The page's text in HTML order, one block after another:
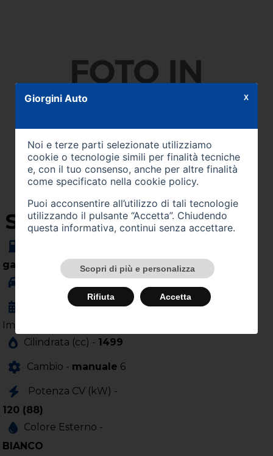
SU QUEST'AUTO
gasolio
Carrozzeria -
Immatricolazione -
Cilindrata (cc) - 1499
Cambio - manuale 6
Potenza CV (kW) -
120 (88)
Colore Esterno -
BIANCO
Giorgini Auto
Noi e terze parti selezionate utilizziamo
cookie o tecnologie simili per finalità tecniche
e, con il tuo consenso, anche per altre finalità
come specificato nella cookie policy.
Puoi acconsentire all’utilizzo di tali tecnologie
utilizzando il pulsante “Accetta”. Chiudendo
questa informativa, continui senza accettare.
Scopri di più e personalizza
Rifiuta Accetta
X